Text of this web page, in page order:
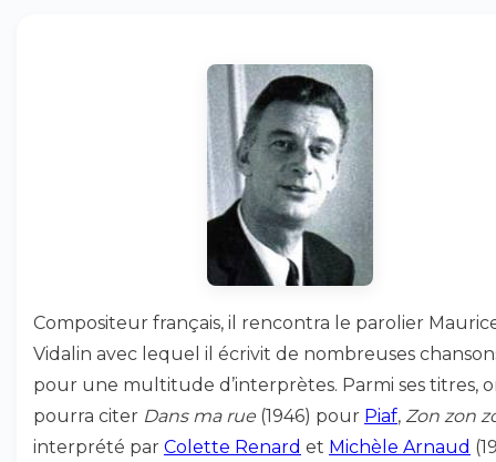
Compositeur français, il rencontra le parolier
Vidalin avec lequel il écrivit de nombreuses
pour une multitude d’interprètes. Parmi ses titres,
pourra citer Dans ma rue (1946) pour Piaf, Zon zon
interprété par Colette Renard et Michèle Arnaud